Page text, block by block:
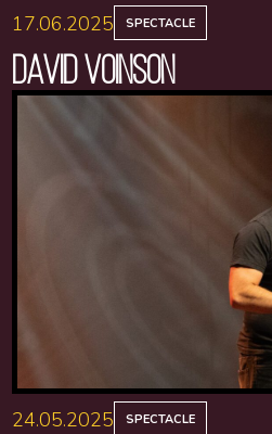
17.06.2025 SPECTACLE
DAVID VOINSON
24.05.2025 SPECTACLE